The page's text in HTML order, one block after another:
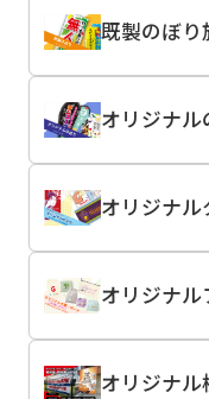
既製のぼり
オリジナル
オリジナル
オリジナル
オリジナル